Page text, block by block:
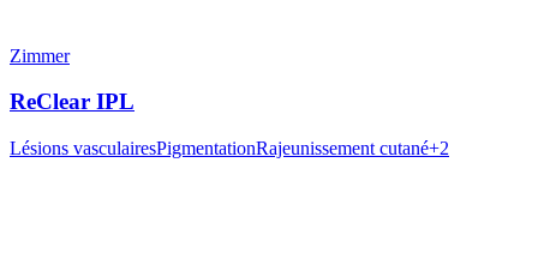
Zimmer
ReClear IPL
Lésions vasculairesPigmentationRajeunissement cutané+2